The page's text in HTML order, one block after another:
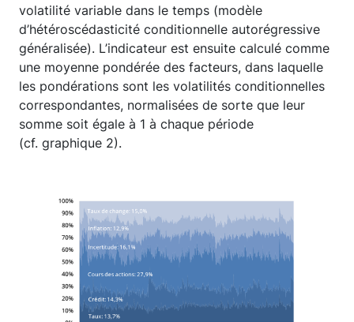
volatilité variable dans le temps (modèle
d’hétéroscédasticité conditionnelle autorégressive
généralisée). L’indicateur est ensuite calculé comme
une moyenne pondérée des facteurs, dans laquelle
les pondérations sont les volatilités conditionnelles
correspondantes, normalisées de sorte que leur
somme soit égale à 1 à chaque période
(cf. graphique 2).